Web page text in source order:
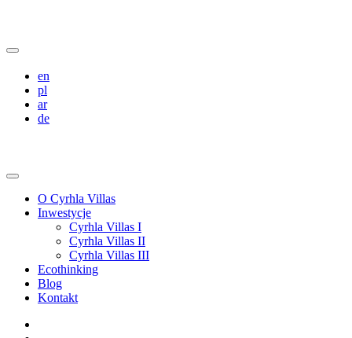
en
pl
ar
de
O Cyrhla Villas
Inwestycje
Cyrhla Villas I
Cyrhla Villas II
Cyrhla Villas III
Ecothinking
Blog
Kontakt